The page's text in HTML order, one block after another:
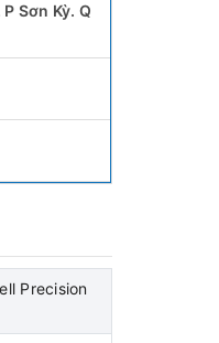
Sơn Kỳ. Q
Precision